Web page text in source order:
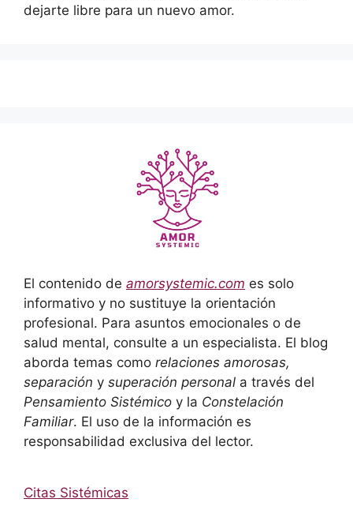
dejarte libre para un nuevo amor.
El contenido de amorsystemic.com es solo
informativo y no sustituye la orientación
profesional. Para asuntos emocionales o de
salud mental, consulte a un especialista. El blog
aborda temas como relaciones amorosas,
separación y superación personal a través del
Pensamiento Sistémico y la Constelación
Familiar. El uso de la información es
responsabilidad exclusiva del lector.
Citas Sistémicas